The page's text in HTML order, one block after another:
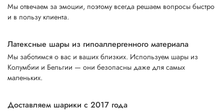
Мы отвечаем за эмоции, поэтому всегда решаем вопросы быстро
и в пользу клиента.
Латексные шары из гипоаллергенного материала
Мы заботимся о вас и ваших близких. Используем шары из
Колумбии и Бельгии — они безопасны даже для самых
маленьких.
Доставляем шарики с 2017 года